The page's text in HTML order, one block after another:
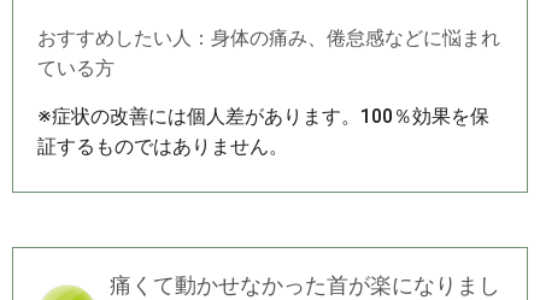
おすすめしたい人：身体の痛み、倦怠感などに悩まれ
ている方
※症状の改善には個人差があります。100％効果を保
証するものではありません。
痛くて動かせなかった首が楽になりまし